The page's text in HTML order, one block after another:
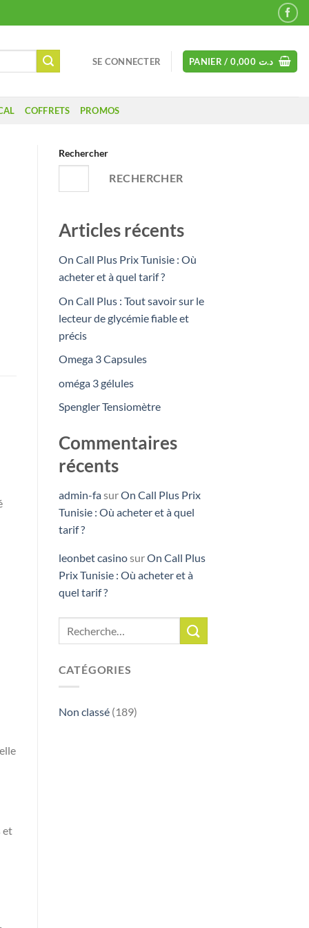
SE CONNECTER PANIER / د.ت
COFFRETS PROMOS
et
Rechercher
RECHERCHER
Articles récents
On Call Plus Prix Tunisie : Où
acheter et à quel tarif ?
On Call Plus : Tout savoir sur le
lecteur de glycémie fiable et
précis
Omega 3 Capsules
oméga 3 gélules
Spengler Tensiomètre
Commentaires
récents
admin-fasurOn Call Plus Prix
Tunisie : Où acheter et à quel
tarif ?
leonbet casinosurOn Call Plus
Prix Tunisie : Où acheter et à
quel tarif ?
CATÉGORIES
Non classé(189)